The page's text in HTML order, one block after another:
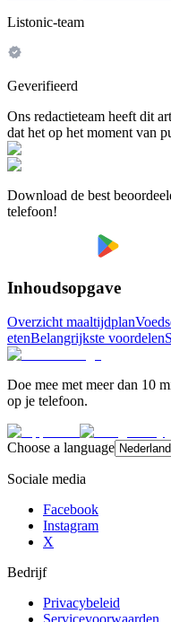
Listonic-team
Geverifieerd
Ons redactieteam heeft dit
dat het op het moment van
Download de best
telefoon!
Inhoudsopgave
Overzicht maaltijdplan
etenBelangrijkste voordelen
Doe mee met meer dan 10
op je telefoon.
Choose a language
Sociale media
Facebook
Instagram
X
Bedrijf
Privacybeleid